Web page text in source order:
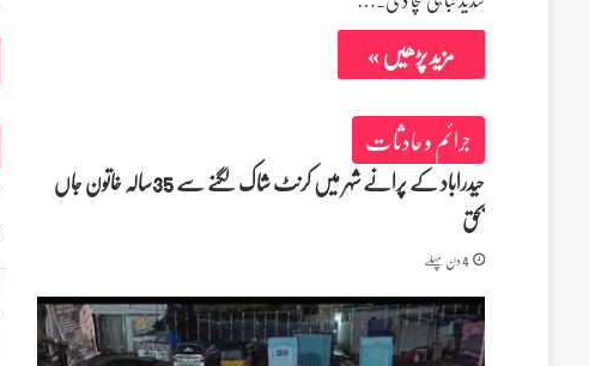
مزید پڑھیں »
جرائم و حادثات
حیدراباد کے پرانے شہر میں کرنٹ شاک لگنے سے 35سالہ خاتون جاں
بحق
4 دن پہلے